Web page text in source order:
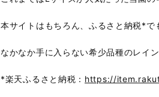
本サイトはもちろん、ふるさと納税*で
なかなか手に入らない希少品種のレイ
*楽天ふるさと納税： https://